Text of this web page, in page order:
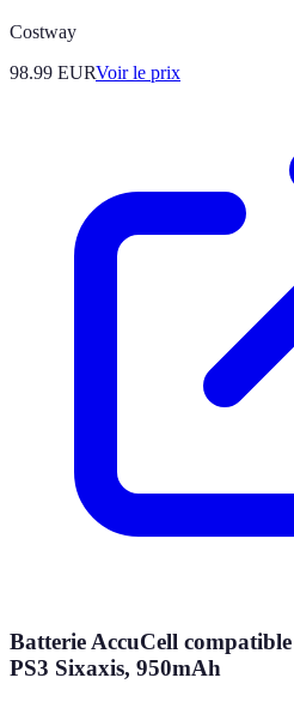
Costway
98.99 EURVoir le prix
Batterie AccuCell
PS3 Sixaxis, 950mAh